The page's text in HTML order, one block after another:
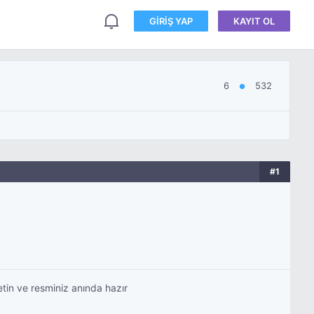
GIRIŞ YAP KAYIT OL
6 ● 532
#1
ve resminiz anında hazır